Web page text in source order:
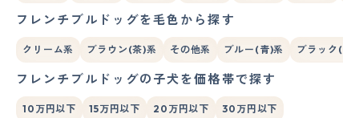
フレンチブルドッグを毛色から探す
クリーム系 ブラウン(茶)系 その他系 ブルー(青)系 ブラック(黒)
フレンチブルドッグの子犬を価格帯で探す
10万円以下 15万円以下 20万円以下 30万円以下